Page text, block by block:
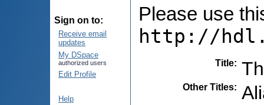
Sign on to:
Receive email
updates
My DSpace
authorized users
Edit Profile
Help
Please use
http://
Title:
Other Titles: